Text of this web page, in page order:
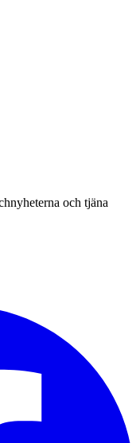
och tjäna